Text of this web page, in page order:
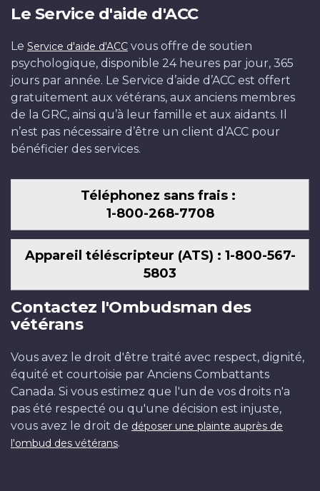
Le Service d'aide d'ACC
Le Service d'aide d'ACC vous offre de soutien
psychologique, disponible 24 heures par jour, 365
jours par année. Le Service d’aide d’ACC est offert
gratuitement aux vétérans, aux anciens membres
de la GRC, ainsi qu’à leur famille et aux aidants. Il
n’est pas nécessaire d’être un client d’ACC pour
bénéficier des services.
Téléphonez sans frais :
1-800-268-7708
Appareil téléscripteur (ATS) : 1-800-567-
5803
Contactez l'Ombudsman des
vétérans
Vous avez le droit d'être traité avec respect, dignité,
équité et courtoisie par Anciens Combattants
Canada. Si vous estimez que l'un de vos droits n'a
pas été respecté ou qu'une décision est injuste,
vous avez le droit de déposer une plainte auprès de
l'ombud des vétérans.